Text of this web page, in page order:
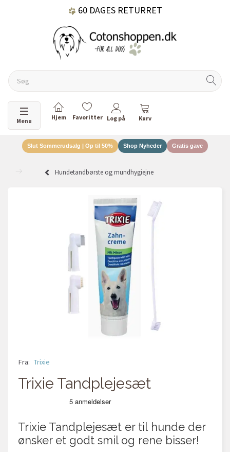
60 DAGES RETURRET
Skifte navigation
Menu
Slut Sommerudsalg | Op til 50% Shop Nyheder Gratis gave
Hundetandbørste og mundhygiejne
Fra: Trixie
Trixie Tandplejesæt
Trixie Tandplejesæt er til hunde der
ønsker et godt smil og rene bisser!